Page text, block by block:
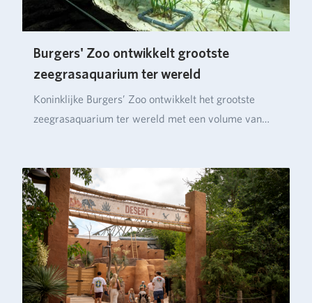
Burgers' Zoo ontwikkelt grootste
zeegrasaquarium ter wereld
Koninklijke Burgers’ Zoo ontwikkelt het grootste
zeegrasaquarium ter wereld met een volume van